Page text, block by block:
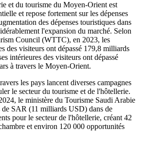
et du tourisme du Moyen-Orient est
et repose fortement sur les dépenses
des dépenses touristiques dans
l'expansion du marché. Selon
Council (WTTC), en 2023, les
des visiteurs ont dépassé 179,8 milliards
intérieures des visiteurs ont dépassé
à travers le Moyen-Orient.
les pays lancent diverses campagnes
le secteur du tourisme et de l'hôtellerie.
le ministère du Tourisme Saudi Arabie
SAR (11 milliards USD) dans de
pour le secteur de l'hôtellerie, créant 42
et environ 120 000 opportunités